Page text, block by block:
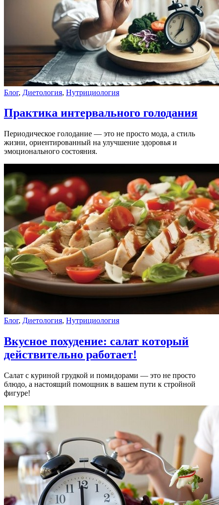
Блог, Диетология, Нутрициология
Практика интервального голодания
Периодическое голодание — это не просто мода, а стиль
жизни, ориентированный на улучшение здоровья и
эмоционального состояния.
Блог, Диетология, Нутрициология
Вкусное похудение: салат который
действительно работает!
Салат с куриной грудкой и помидорами — это не просто
блюдо, а настоящий помощник в вашем пути к стройной
фигуре!